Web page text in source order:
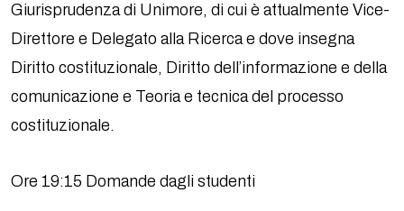
Giurisprudenza di Unimore, di cui è attualmente Vice-
Direttore e Delegato alla Ricerca e dove insegna
Diritto costituzionale, Diritto dell’informazione e della
comunicazione e Teoria e tecnica del processo
costituzionale.
Ore 19:15 Domande dagli studenti